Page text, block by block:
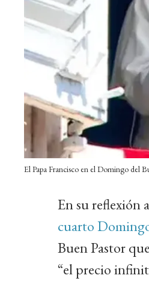
El Papa Francisco en el Domingo del
En su reflexión
cuarto
Buen Pastor
“el precio